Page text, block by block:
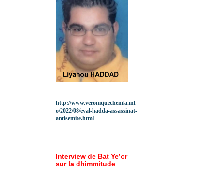
http://www.veroniquechemla.inf
o/2022/08/eyal-hadda-assassinat-
antisemite.html
Interview de Bat Ye’or
sur la dhimmitude